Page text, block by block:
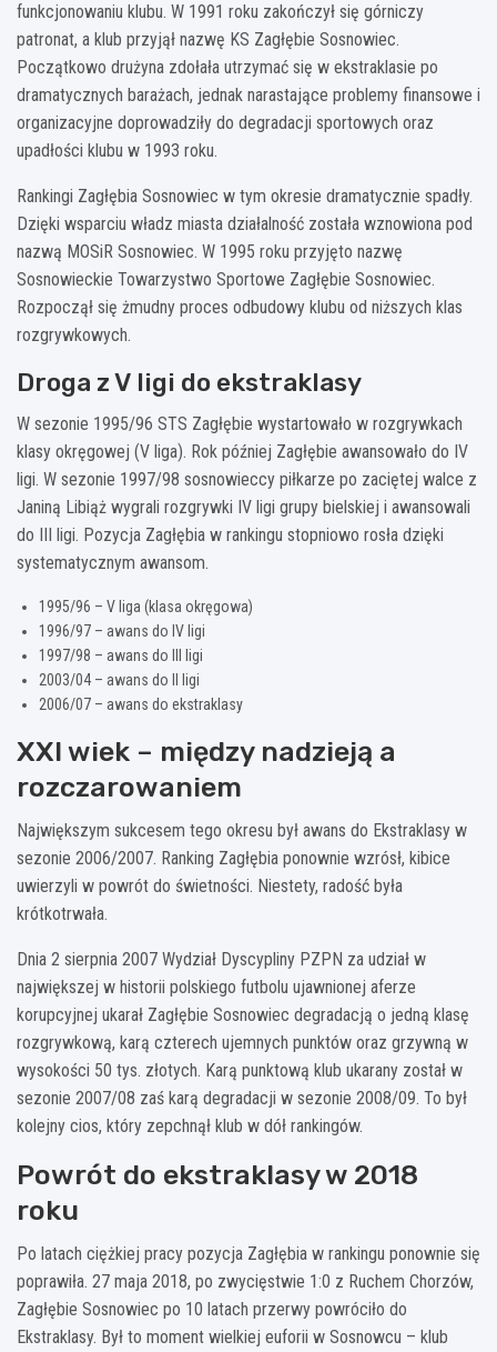
funkcjonowaniu klubu. W 1991 roku zakończył się górniczy
patronat, a klub przyjął nazwę KS Zagłębie Sosnowiec.
Początkowo drużyna zdołała utrzymać się w ekstraklasie po
dramatycznych barażach, jednak narastające problemy finansowe i
organizacyjne doprowadziły do degradacji sportowych oraz
upadłości klubu w 1993 roku.
Rankingi Zagłębia Sosnowiec w tym okresie dramatycznie spadły.
Dzięki wsparciu władz miasta działalność została wznowiona pod
nazwą MOSiR Sosnowiec. W 1995 roku przyjęto nazwę
Sosnowieckie Towarzystwo Sportowe Zagłębie Sosnowiec.
Rozpoczął się żmudny proces odbudowy klubu od niższych klas
rozgrywkowych.
Droga z V ligi do ekstraklasy
W sezonie 1995/96 STS Zagłębie wystartowało w rozgrywkach
klasy okręgowej (V liga). Rok później Zagłębie awansowało do IV
ligi. W sezonie 1997/98 sosnowieccy piłkarze po zaciętej walce z
Janiną Libiąż wygrali rozgrywki IV ligi grupy bielskiej i awansowali
do III ligi. Pozycja Zagłębia w rankingu stopniowo rosła dzięki
systematycznym awansom.
1995/96 – V liga (klasa okręgowa)
1996/97 – awans do IV ligi
1997/98 – awans do III ligi
2003/04 – awans do II ligi
2006/07 – awans do ekstraklasy
XXI wiek – między nadzieją a
rozczarowaniem
Największym sukcesem tego okresu był awans do Ekstraklasy w
sezonie 2006/2007. Ranking Zagłębia ponownie wzrósł, kibice
uwierzyli w powrót do świetności. Niestety, radość była
krótkotrwała.
Dnia 2 sierpnia 2007 Wydział Dyscypliny PZPN za udział w
największej w historii polskiego futbolu ujawnionej aferze
korupcyjnej ukarał Zagłębie Sosnowiec degradacją o jedną klasę
rozgrywkową, karą czterech ujemnych punktów oraz grzywną w
wysokości 50 tys. złotych. Karą punktową klub ukarany został w
sezonie 2007/08 zaś karą degradacji w sezonie 2008/09. To był
kolejny cios, który zepchnął klub w dół rankingów.
Powrót do ekstraklasy w 2018
roku
Po latach ciężkiej pracy pozycja Zagłębia w rankingu ponownie się
poprawiła. 27 maja 2018, po zwycięstwie 1:0 z Ruchem Chorzów,
Zagłębie Sosnowiec po 10 latach przerwy powróciło do
Ekstraklasy. Był to moment wielkiej euforii w Sosnowcu – klub